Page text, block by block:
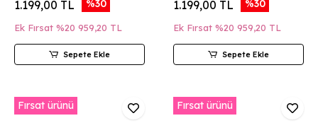
1.199,00 TL %30
Ek Fırsat %20 959,20 TL
Sepete Ekle
1.199,00 TL %30
Ek Fırsat %20 959,20 TL
Sepete Ekle
Fırsat ürünü Fırsat ürünü